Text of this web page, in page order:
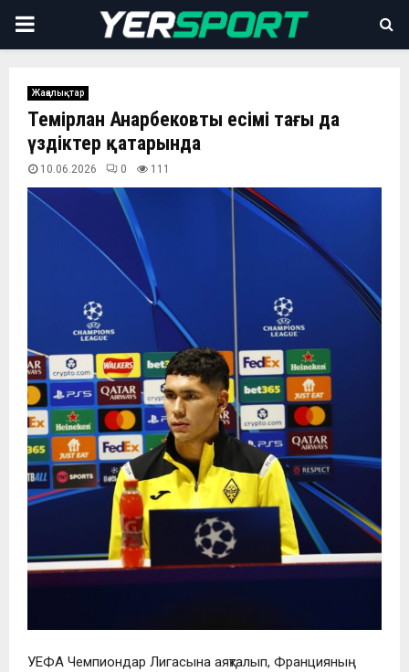
PRIMARY
Жаңалықтар
Темірлан Анарбековтың есімі тағы да
үздіктер қатарында
10.06.2026 0 111
УЕФА Чемпиондар Лигасына аяқталып, Францияның